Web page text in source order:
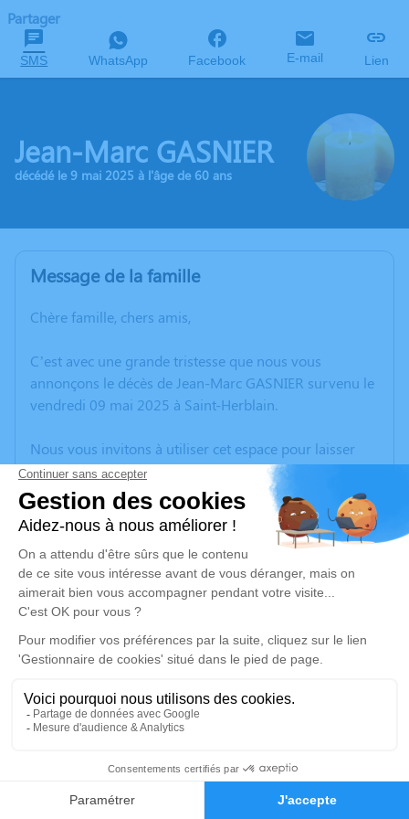
Faire-part Hommages
Partager
SMS WhatsApp Facebook E-mail Lien
Jean-Marc GASNIER
décédé le 9 mai 2025 à l'âge de 60 ans
Message de la famille
Chère famille, chers amis,
C’est avec une grande tristesse que nous vous
annonçons le décès de Jean-Marc GASNIER survenu le
vendredi 09 mai 2025 à Saint-Herblain.
Nous vous invitons à utiliser cet espace pour laisser
vos condoléances, partager des photos souvenirs, une
anecdote ou exprimer vos pensées à travers des
poèmes ou des textes. Cet endroit est un lieu
d'expression dédié à honorer la mémoire de Jean-Marc
GASNIER.
Un service de plantation d’arbre hommage est
disponible ici.
Je rends hommage
Cérémonie religieuse
Église de Le Loroux-Bottereau
44430 Le Loroux-Bottereau